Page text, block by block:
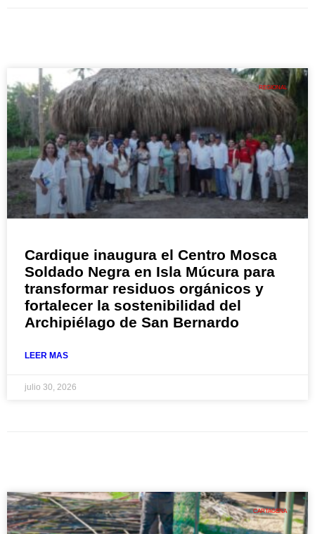
REGIONAL
Cardique inaugura el Centro Mosca
Soldado Negra en Isla Múcura para
transformar residuos orgánicos y
fortalecer la sostenibilidad del
Archipiélago de San Bernardo
LEER MAS
julio 30, 2026
CARTAGENA